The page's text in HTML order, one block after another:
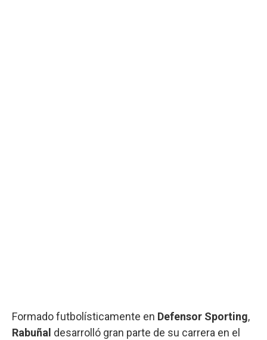
Formado futbolísticamente en Defensor Sporting,
Rabuñal desarrolló gran parte de su carrera en el